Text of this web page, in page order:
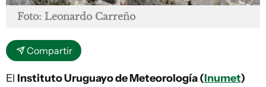
Foto: Leonardo Carreño
Compartir
El Instituto Uruguayo de Meteorología (Inumet)